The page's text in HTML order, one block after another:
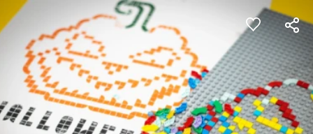
Cookie-Einstellungen